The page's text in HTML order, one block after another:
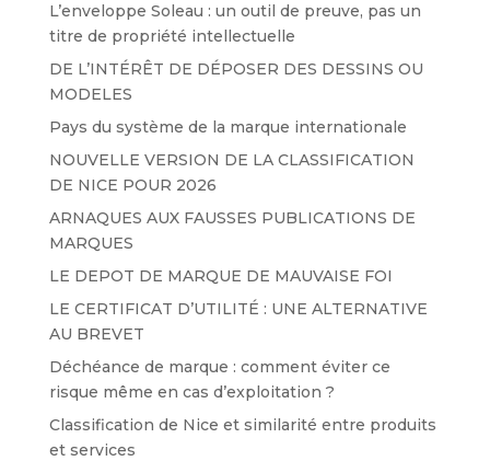
L’enveloppe Soleau : un outil de preuve, pas un
titre de propriété intellectuelle
DE L’INTÉRÊT DE DÉPOSER DES DESSINS OU
MODELES
Pays du système de la marque internationale
NOUVELLE VERSION DE LA CLASSIFICATION
DE NICE POUR 2026
ARNAQUES AUX FAUSSES PUBLICATIONS DE
MARQUES
LE DEPOT DE MARQUE DE MAUVAISE FOI
LE CERTIFICAT D’UTILITÉ : UNE ALTERNATIVE
AU BREVET
Déchéance de marque : comment éviter ce
risque même en cas d’exploitation ?
Classification de Nice et similarité entre produits
et services